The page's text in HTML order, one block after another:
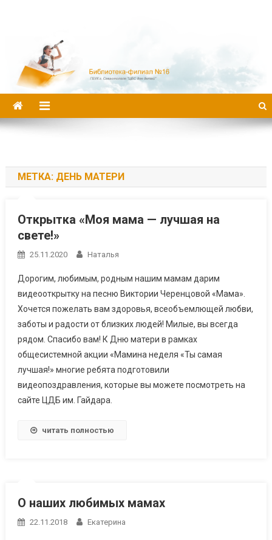
МЕТКА: ДЕНЬ МАТЕРИ
Открытка «Моя мама — лучшая на
свете!»
25.11.2020 Наталья
Дорогим, любимым, родным нашим мамам дарим
видеооткрытку на песню Виктории Черенцовой «Мама».
Хочется пожелать вам здоровья, всеобъемлющей любви,
заботы и радости от близких людей! Милые, вы всегда
рядом. Спасибо вам! К Дню матери в рамках
общесистемной акции «Мамина неделя «Ты самая
лучшая!» многие ребята подготовили
видеопоздравления, которые вы можете посмотреть на
сайте ЦДБ им. Гайдара.
читать полностью
О наших любимых мамах
22.11.2018 Екатерина